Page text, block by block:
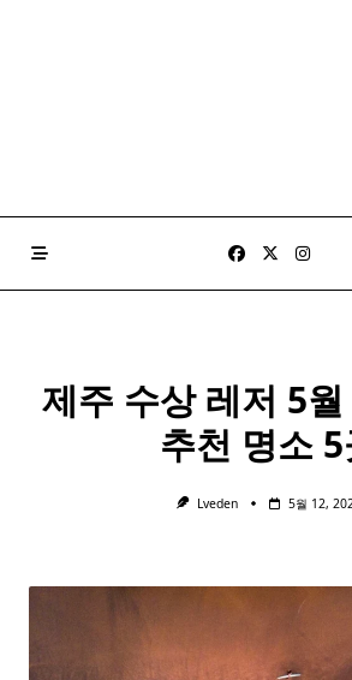
제주 수상 레저 5
추천 명소
Lveden 5월 12,